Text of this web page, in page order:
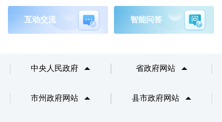
互动交流 智能问答
中央人民政府 省政府网站
市州政府网站 县市政府网站